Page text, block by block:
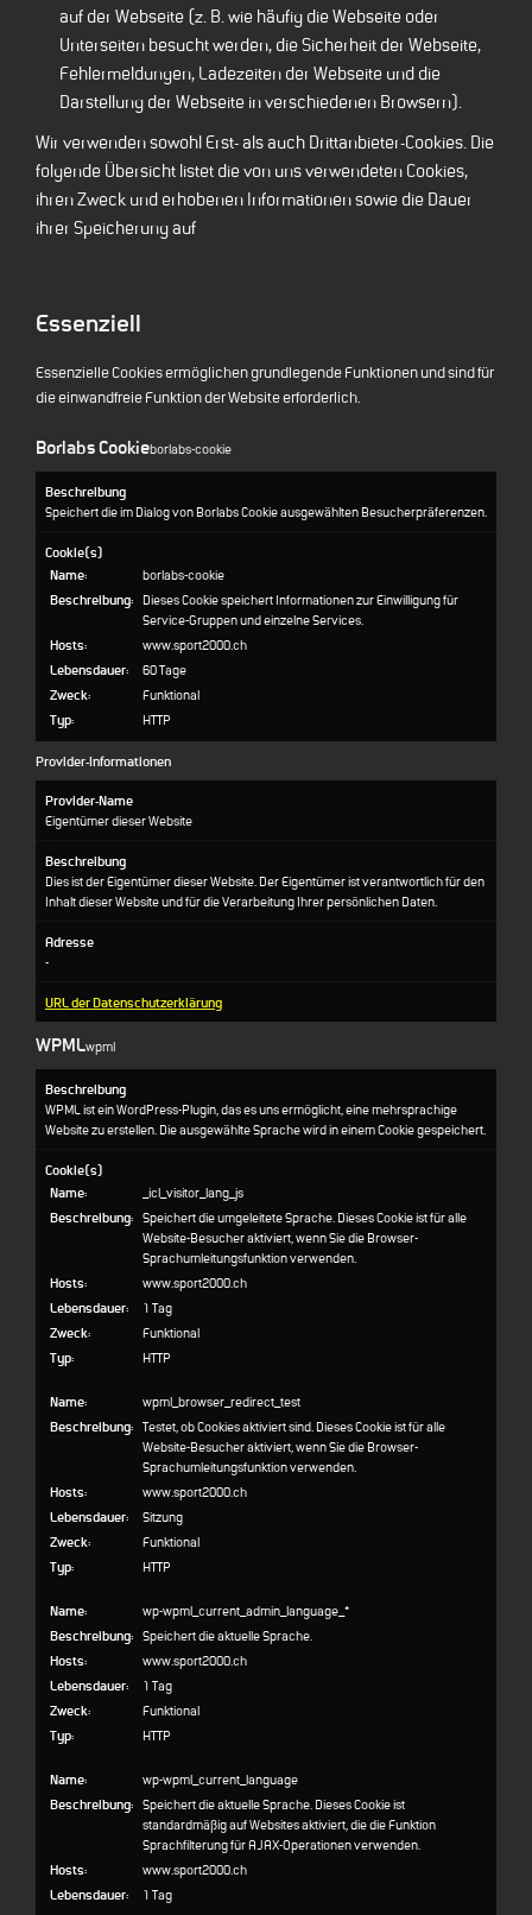
auf der Webseite (z. B. wie häufig die Webseite oder
Unterseiten besucht werden, die Sicherheit der Webseite,
Fehlermeldungen, Ladezeiten der Webseite und die
Darstellung der Webseite in verschiedenen Browsern).
Wir verwenden sowohl Erst- als auch Drittanbieter-Cookies. Die
folgende Übersicht listet die von uns verwendeten Cookies,
ihren Zweck und erhobenen Informationen sowie die Dauer
ihrer Speicherung auf
Essenziell
Essenzielle Cookies ermöglichen grundlegende Funktionen und sind für
die einwandfreie Funktion der Website erforderlich.
Borlabs Cookieborlabs-cookie
Beschreibung
Speichert die im Dialog von Borlabs Cookie ausgewählten Besucherpräferenzen.
Cookie(s)
Name:
borlabs-cookie
Beschreibung: Dieses Cookie speichert Informationen zur Einwilligung für
Service-Gruppen und einzelne Services.
Hosts:
www.sport2000.ch
Lebensdauer:
60 Tage
Zweck:
Funktional
Typ:
HTTP
Provider-Informationen
Provider-Name
Eigentümer dieser Website
Beschreibung
Dies ist der Eigentümer dieser Website. Der Eigentümer ist verantwortlich für den
Inhalt dieser Website und für die Verarbeitung Ihrer persönlichen Daten.
Adresse
-
URL der Datenschutzerklärung
WPMLwpml
Beschreibung
WPML ist ein WordPress-Plugin, das es uns ermöglicht, eine mehrsprachige
Website zu erstellen. Die ausgewählte Sprache wird in einem Cookie gespeichert.
Cookie(s)
Name:
_icl_visitor_lang_js
Beschreibung: Speichert die umgeleitete Sprache. Dieses Cookie ist für alle
Website-Besucher aktiviert, wenn Sie die Browser-
Sprachumleitungsfunktion verwenden.
Hosts:
www.sport2000.ch
Lebensdauer:
1 Tag
Zweck:
Funktional
Typ:
HTTP
Name:
wpml_browser_redirect_test
Beschreibung: Testet, ob Cookies aktiviert sind. Dieses Cookie ist für alle
Website-Besucher aktiviert, wenn Sie die Browser-
Sprachumleitungsfunktion verwenden.
Hosts:
www.sport2000.ch
Lebensdauer:
Sitzung
Zweck:
Funktional
Typ:
HTTP
Name:
wp-wpml_current_admin_language_*
Beschreibung: Speichert die aktuelle Sprache.
Hosts:
www.sport2000.ch
Lebensdauer:
1 Tag
Zweck:
Funktional
Typ:
HTTP
Name:
wp-wpml_current_language
Beschreibung: Speichert die aktuelle Sprache. Dieses Cookie ist
standardmäßig auf Websites aktiviert, die die Funktion
Sprachfilterung für AJAX-Operationen verwenden.
Hosts:
www.sport2000.ch
Lebensdauer:
1 Tag